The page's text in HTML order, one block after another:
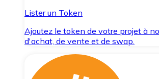
Lister un Token
Ajoutez le token de votre projet à
d'achat, de vente et de swap.